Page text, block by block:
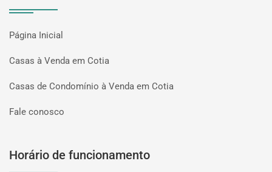
Página Inicial
Casas à Venda em Cotia
Casas de Condomínio à Venda em Cotia
Fale conosco
Horário de funcionamento